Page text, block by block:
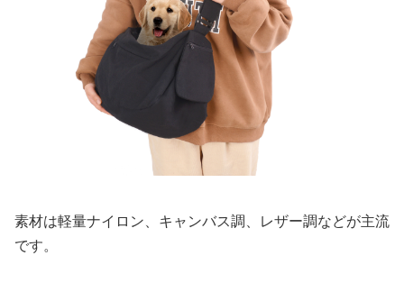
素材は軽量ナイロン、キャンバス調、レザー調などが主流
です。